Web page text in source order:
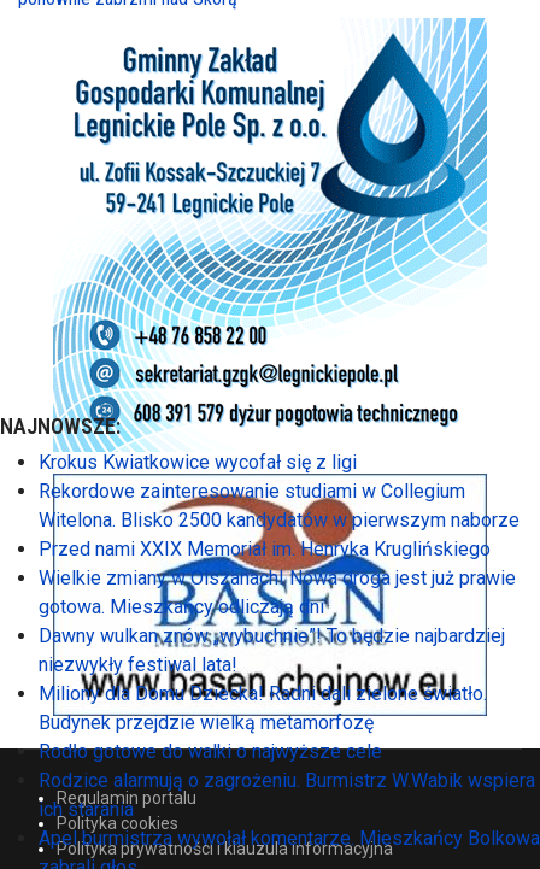
Regulamin portalu
Polityka cookies
Polityka prywatności i klauzula informacyjna
NAJNOWSZE:
Krokus Kwiatkowice wycofał się z ligi
Rekordowe zainteresowanie studiami w Collegium
Witelona. Blisko 2500 kandydatów w pierwszym naborze
Przed nami XXIX Memoriał im. Henryka Kruglińskiego
Wielkie zmiany w Olszanach! Nowa droga jest już prawie
gotowa. Mieszkańcy odliczają dni
Dawny wulkan znów „wybuchnie”! To będzie najbardziej
niezwykły festiwal lata!
Miliony dla Domu Dziecka! Radni dali zielone światło.
Budynek przejdzie wielką metamorfozę
Rodło gotowe do walki o najwyższe cele
Rodzice alarmują o zagrożeniu. Burmistrz W.Wabik wspiera
ich starania
Apel burmistrza wywołał komentarze. Mieszkańcy Bolkowa